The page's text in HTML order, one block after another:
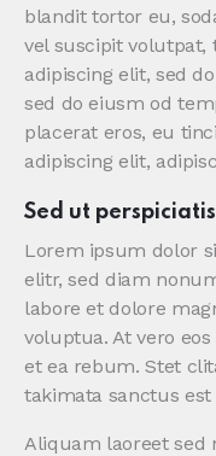
blandit tortor eu,
vel suscipit
adipiscing elit, sed
sed do eiusm od
placerat eros, eu
adipiscing elit,
Sed ut
Lorem ipsum dolor
elitr, sed diam
labore et dolore
voluptua. At vero
et ea rebum. Stet
takimata sanctus
Aliquam laoreet sed